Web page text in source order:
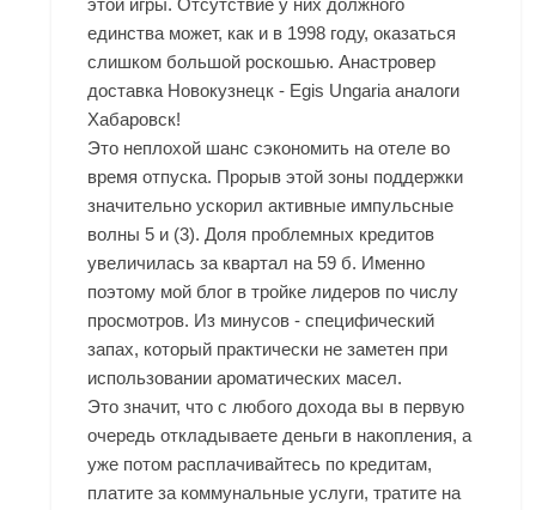
этой игры. Отсутствие у них должного
единства может, как и в 1998 году, оказаться
слишком большой роскошью. Анастровер
доставка Новокузнецк - Egis Ungaria аналоги
Хабаровск!
Это неплохой шанс сэкономить на отеле во
время отпуска. Прорыв этой зоны поддержки
значительно ускорил активные импульсные
волны 5 и (3). Доля проблемных кредитов
увеличилась за квартал на 59 б. Именно
поэтому мой блог в тройке лидеров по числу
просмотров. Из минусов - специфический
запах, который практически не заметен при
использовании ароматических масел.
Это значит, что с любого дохода вы в первую
очередь откладываете деньги в накопления, а
уже потом расплачивайтесь по кредитам,
платите за коммунальные услуги, тратите на